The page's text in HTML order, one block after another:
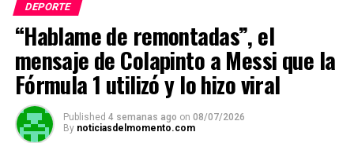
DEPORTE
“Hablame de remontadas”, el
mensaje de Colapinto a Messi que la
Fórmula 1 utilizó y lo hizo viral
Published 4 semanas ago on 08/07/2026
By noticiasdelmomento.com